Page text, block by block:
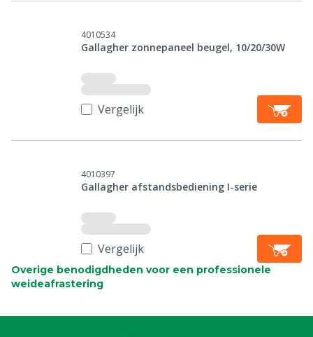
4010534
Gallagher zonnepaneel beugel, 10/20/30W
Vergelijk
4010397
Gallagher afstandsbediening I-serie
Vergelijk
Overige benodigdheden voor een professionele
weideafrastering